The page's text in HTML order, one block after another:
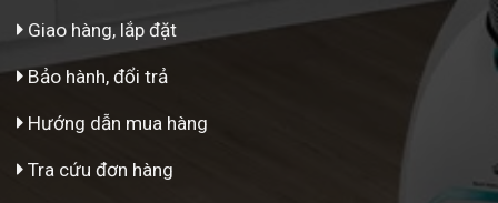
Giao hàng, lắp đặt
Bảo hành, đổi trả
Hướng dẫn mua hàng
Tra cứu đơn hàng